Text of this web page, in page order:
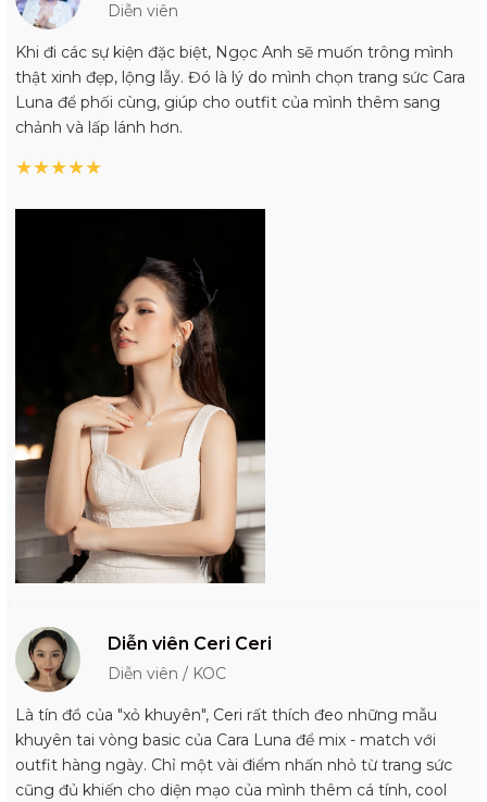
Diễn viên
Khi đi các sự kiện đặc biệt, Ngọc Anh sẽ muốn trông mình
thật xinh đẹp, lộng lẫy. Đó là lý do mình chọn trang sức Cara
Luna để phối cùng, giúp cho outfit của mình thêm sang
chảnh và lấp lánh hơn.
★★★★★
Diễn viên Ceri Ceri
Diễn viên / KOC
Là tín đồ của "xỏ khuyên", Ceri rất thích đeo những mẫu
khuyên tai vòng basic của Cara Luna để mix - match với
outfit hàng ngày. Chỉ một vài điểm nhấn nhỏ từ trang sức
cũng đủ khiến cho diện mạo của mình thêm cá tính, cool